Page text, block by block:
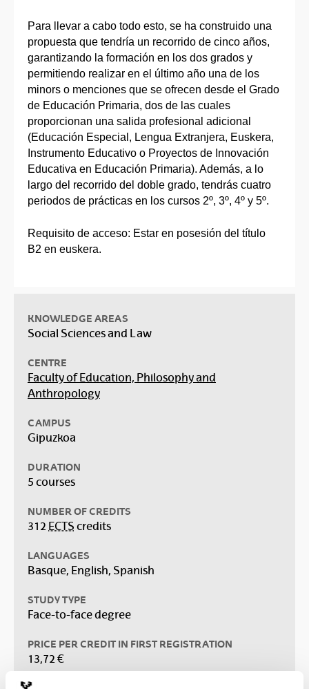
Para llevar a cabo todo esto, se ha construido una
propuesta que tendría un recorrido de cinco años,
garantizando la formación en los dos grados y
permitiendo realizar en el último año una de los
minors o menciones que se ofrecen desde el Grado
de Educación Primaria, dos de las cuales
proporcionan una salida profesional adicional
(Educación Especial, Lengua Extranjera, Euskera,
Instrumento Educativo o Proyectos de Innovación
Educativa en Educación Primaria). Además, a lo
largo del recorrido del doble grado, tendrás cuatro
periodos de prácticas en los cursos 2º, 3º, 4º y 5º.
Requisito de acceso: Estar en posesión del título
B2 en euskera.
KNOWLEDGE AREAS
Social Sciences and Law
CENTRE
Faculty of Education, Philosophy and
Anthropology
CAMPUS
Gipuzkoa
DURATION
5 courses
NUMBER OF CREDITS
312 ECTS credits
LANGUAGES
Basque, English, Spanish
STUDY TYPE
Face-to-face degree
PRICE PER CREDIT IN FIRST REGISTRATION
13,72 €